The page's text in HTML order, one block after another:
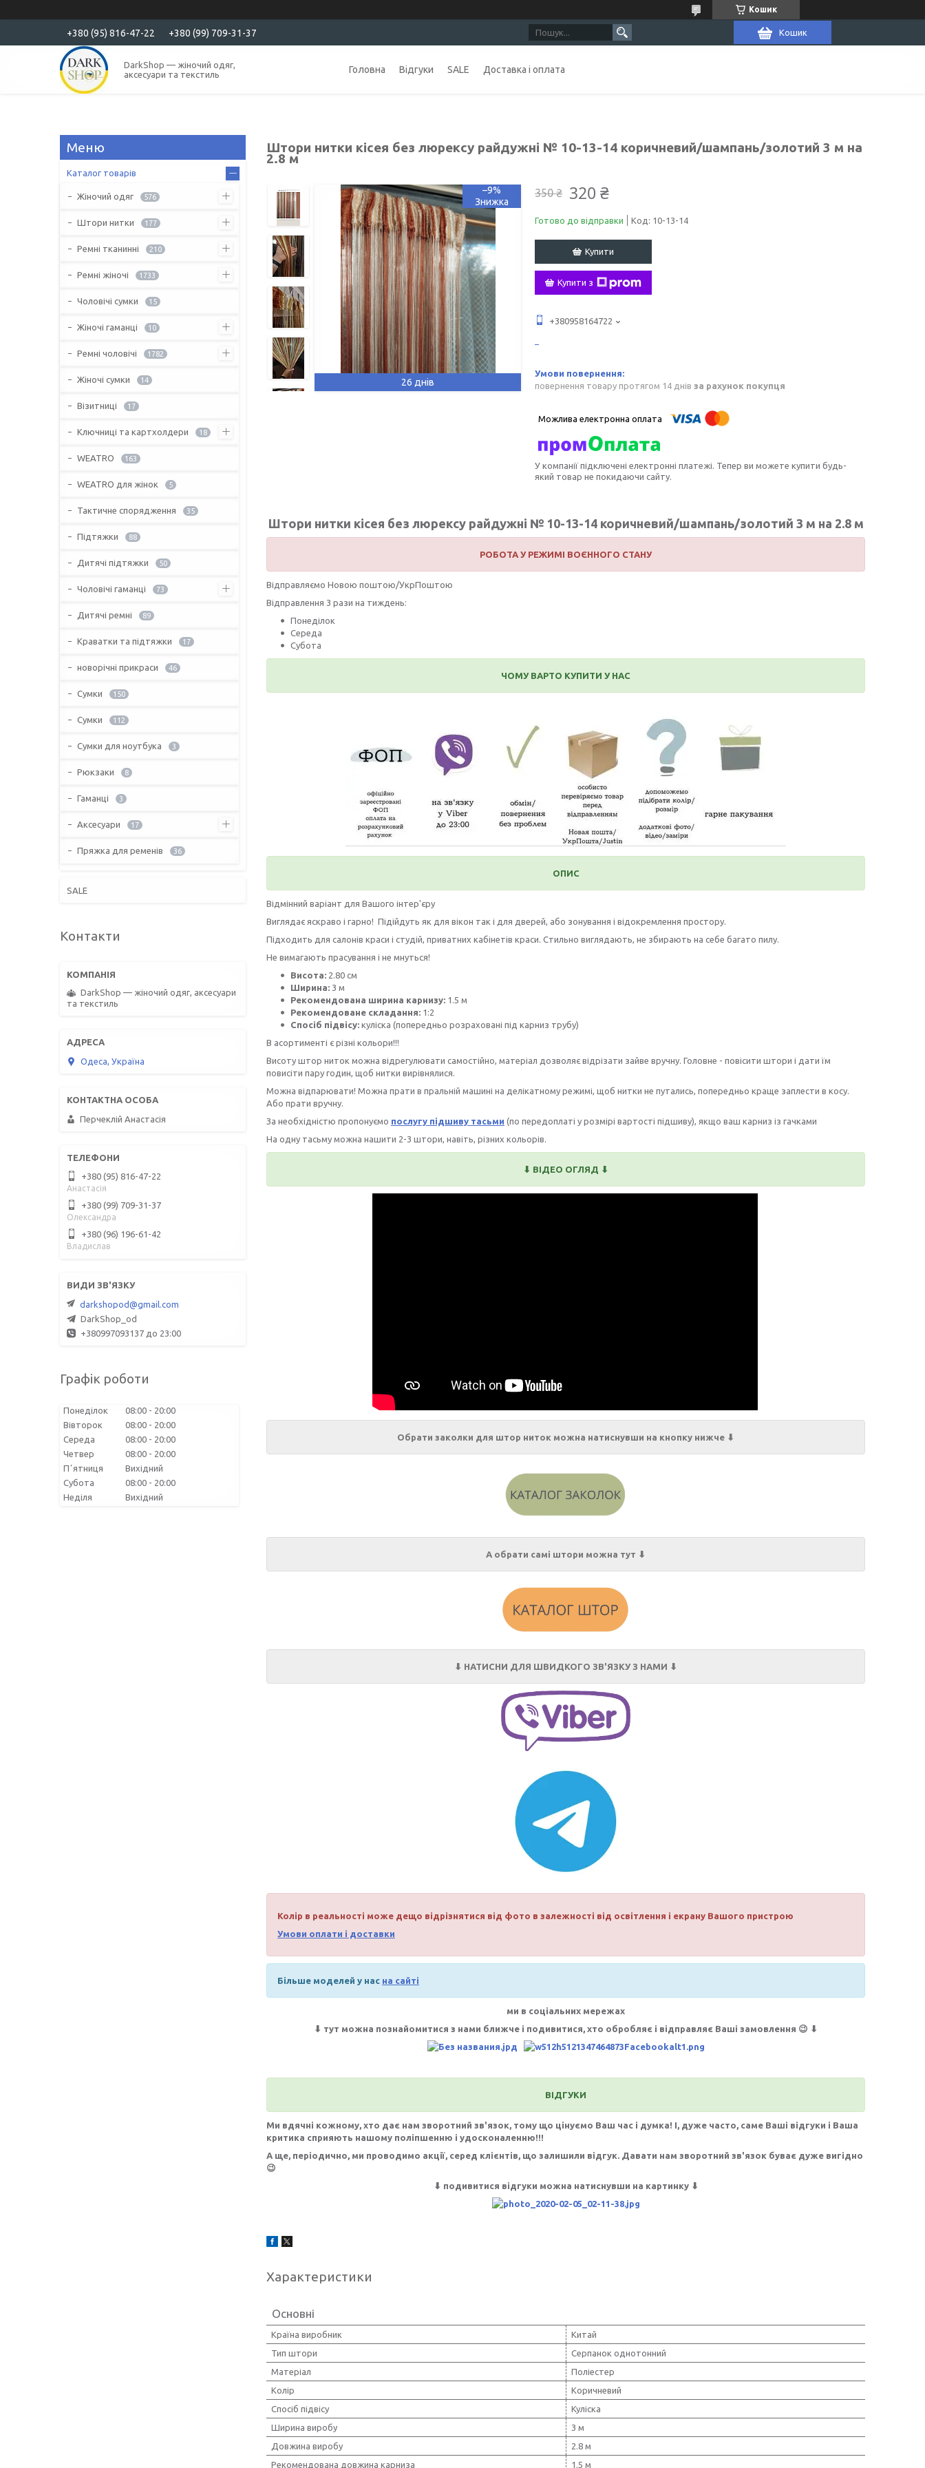
Кошик
+380 (95) 816-47-22 +380 (99) 709-31-37 Кошик
DarkShop — жіночий одяг,
аксесуари та текстиль
Головна Відгуки SALE Доставка і оплата
Штори нитки кісея без люрексу райдужні № 10-13-14 коричневий/шампань/золотий 3 м на
2.8 м
–9%
26 днів
350 ₴ 320 ₴
Готово до відправки Код: 10-13-14
Купити
Купити з
+380958164722
повернення товару протягом 14 днів за рахунок покупця
У компанії підключені електронні платежі. Тепер ви можете купити будь-
який товар не покидаючи сайту.
Штори нитки кісея без люрексу райдужні № 10-13-14 коричневий/шампань/золотий 3 м на 2.8 м
РОБОТА У РЕЖИМІ ВОЄННОГО СТАНУ
Відправляємо Новою поштою/УкрПоштою
Відправлення 3 рази на тиждень:
Понеділок
Середа
Субота
ЧОМУ ВАРТО КУПИТИ У НАС
ОПИС
Відмінний варіант для Вашого інтер'єру
Виглядає яскраво і гарно! Підійдуть як для вікон так і для дверей, або зонування і відокремлення простору.
Підходить для салонів краси і студій, приватних кабінетів краси. Стильно виглядають, не збирають на себе багато пилу.
Не вимагають прасування і не мнуться!
Висота: 2.80 см
Ширина: 3 м
Рекомендована ширина карнизу: 1.5 м
Рекомендоване складання: 1:2
Спосіб підвісу: куліска (попередньо розраховані під карниз трубу)
В асортименті є різні кольори!!!
Висоту штор ниток можна відрегулювати самостійно, матеріал дозволяє відрізати зайве вручну. Головне - повісити штори і дати їм
повисіти пару годин, щоб нитки вирівнялися.
Можна відпарювати! Можна прати в пральній машині на делікатному режимі, щоб нитки не путались, попередньо краще заплести в косу.
Або прати вручну.
За необхідністю пропонуємо послугу підшиву тасьми (по передоплаті у розмірі вартості підшиву), якщо ваш карниз із гачками
На одну тасьму можна нашити 2-3 штори, навіть, різних кольорів.
⬇ ВІДЕО ОГЛЯД ⬇
Обрати заколки для штор ниток можна натиснувши на кнопку нижче ⬇
А обрати самі штори можна тут ⬇
⬇ НАТИСНИ ДЛЯ ШВИДКОГО ЗВ'ЯЗКУ З НАМИ ⬇
Колір в реальності може дещо відрізнятися від фото в залежності від освітлення і екрану Вашого пристрою
Умови оплати і доставки
Більше моделей у нас на сайті
ми в соціальних мережах
⬇ тут можна познайомитися з нами ближче і подивитися, хто обробляє і відправляє Ваші замовлення 😉 ⬇
ВІДГУКИ
Ми вдячні кожному, хто дає нам зворотний зв'язок, тому що цінуємо Ваш час і думка! І, дуже часто, саме Ваші відгуки і Ваша
критика сприяють нашому поліпшенню і удосконаленню!!!
А ще, періодично, ми проводимо акції, серед клієнтів, що залишили відгук. Давати нам зворотний зв'язок буває дуже вигідно
😉
⬇ подивитися відгуки можна натиснувши на картинку ⬇
Характеристики
Основні
Країна виробник
Китай
Тип штори
Серпанок однотонний
Матеріал
Поліестер
Колір
Коричневий
Спосіб підвісу
Куліска
Ширина виробу
3 м
Довжина виробу
2.8 м
Рекомендована довжина карниза
1.5 м
Каталог товарів
Жіночий одяг 576
Штори нитки 177
Ремні тканинні 210
Ремні жіночі 1733
Чоловічі сумки 15
Жіночі гаманці 10
Ремні чоловічі 1782
Жіночі сумки 14
Візитниці 17
Ключниці та картхолдери 18
WEATRO 163
WEATRO для жінок 5
Тактичне спорядження 35
Підтяжки 88
Дитячі підтяжки 50
Чоловічі гаманці 73
Дитячі ремні 89
Краватки та підтяжки 17
новорічні прикраси 46
Сумки 150
Сумки 112
Сумки для ноутбука 3
Рюкзаки 8
Гаманці 3
Аксесуари 17
Пряжка для ременів 36
SALE
Контакти
DarkShop — жіночий одяг, аксесуари
та текстиль
Одеса, Україна
Перчеклій Анастасія
+380 (95) 816-47-22
Анастасія
+380 (99) 709-31-37
Олександра
+380 (96) 196-61-42
Владислав
darkshopod@gmail.com
DarkShop_od
+380997093137 до 23:00
Графік роботи
Понеділок 08:00
20:00
Вівторок
08:00
20:00
Середа
08:00
20:00
Четвер
08:00
20:00
Пʼятниця
Вихідний
Субота
08:00
20:00
Неділя
Вихідний